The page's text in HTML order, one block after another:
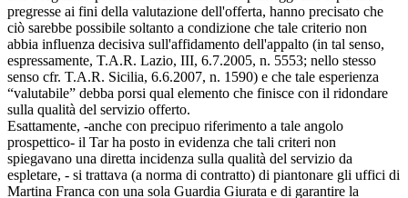
pregresse ai fini della valutazione dell'offerta, hanno precisato che
ciò sarebbe possibile soltanto a condizione che tale criterio non
abbia influenza decisiva sull'affidamento dell'appalto (in tal senso,
espressamente, T.A.R. Lazio, III, 6.7.2005, n. 5553; nello stesso
senso cfr. T.A.R. Sicilia, 6.6.2007, n. 1590) e che tale esperienza
“valutabile” debba porsi qual elemento che finisce con il ridondare
sulla qualità del servizio offerto.
Esattamente, -anche con precipuo riferimento a tale angolo
prospettico- il Tar ha posto in evidenza che tali criteri non
spiegavano una diretta incidenza sulla qualità del servizio da
espletare, - si trattava (a norma di contratto) di piantonare gli uffici di
Martina Franca con una sola Guardia Giurata e di garantire la